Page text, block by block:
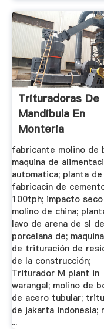
Trituradoras De
Mandibula En
Monteria
fabricante molino de
maquina de
automatica; planta de
fabricacin de
100tph; impacto seco
molino de china;
lavo de arena de sl de
porcelana de;
de trituración de
de la construcción;
Triturador M plant in
warangal; molino de
de acero tubular;
de jakarta indonesia;
...